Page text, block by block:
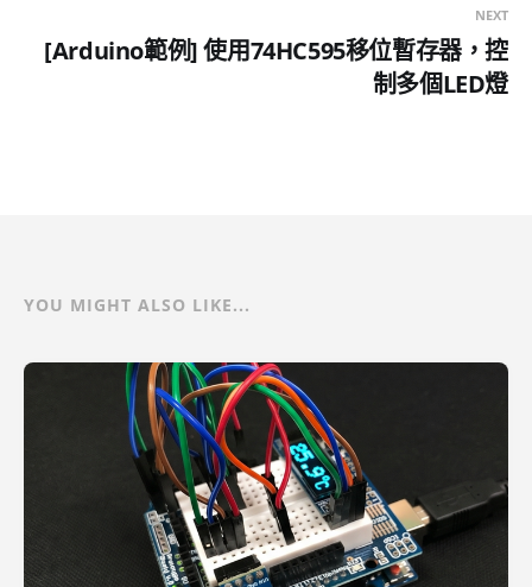
NEXT
[Arduino範例] 使用74HC595移位暫存器，控
制多個LED燈
YOU MIGHT ALSO LIKE...